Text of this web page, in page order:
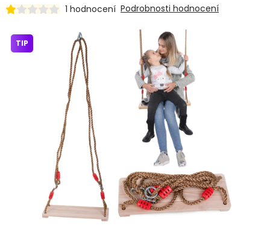
Domácnost
Dětská hřiště
Autodoplňky
Vánoce
1 hodnocení Podrobnosti hodnocení
TIP